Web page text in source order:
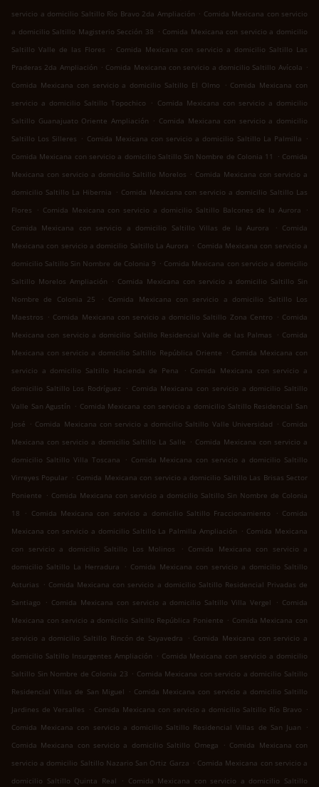
servicio a domicilio Saltillo Río Bravo 2da Ampliación . Comida Mexicana con servicio
a domicilio Saltillo Magisterio Sección 38 . Comida Mexicana con servicio a domicilio
Saltillo Valle de las Flores
. Comida Mexicana con servicio a domicilio Saltillo Las
Praderas 2da Ampliación . Comida Mexicana con servicio a domicilio Saltillo Avícola .
Comida Mexicana con servicio a domicilio Saltillo El Olmo
. Comida Mexicana con
servicio a domicilio Saltillo Topochico
. Comida Mexicana con servicio a domicilio
Saltillo Guanajuato Oriente Ampliación . Comida Mexicana con servicio a domicilio
Saltillo Los Silleres . Comida Mexicana con servicio a domicilio Saltillo La Palmilla .
Comida Mexicana con servicio a domicilio Saltillo Sin Nombre de Colonia 11
. Comida
Mexicana con servicio a domicilio Saltillo Morelos . Comida Mexicana con servicio a
domicilio Saltillo La Hibernia . Comida Mexicana con servicio a domicilio Saltillo Las
Flores
. Comida Mexicana con servicio a domicilio Saltillo Balcones de la Aurora
.
Comida Mexicana con servicio a domicilio Saltillo Villas de la Aurora
. Comida
Mexicana con servicio a domicilio Saltillo La Aurora . Comida Mexicana con servicio a
domicilio Saltillo Sin Nombre de Colonia 9 . Comida Mexicana con servicio a domicilio
Saltillo Morelos Ampliación . Comida Mexicana con servicio a domicilio Saltillo Sin
Nombre de Colonia 25
. Comida Mexicana con servicio a domicilio Saltillo Los
Maestros . Comida Mexicana con servicio a domicilio Saltillo Zona Centro . Comida
Mexicana con servicio a domicilio Saltillo Residencial Valle de las Palmas
. Comida
Mexicana con servicio a domicilio Saltillo República Oriente . Comida Mexicana con
servicio a domicilio Saltillo Hacienda de Pena
. Comida Mexicana con servicio a
domicilio Saltillo Los Rodríguez
. Comida Mexicana con servicio a domicilio Saltillo
Valle San Agustín . Comida Mexicana con servicio a domicilio Saltillo Residencial San
José . Comida Mexicana con servicio a domicilio Saltillo Valle Universidad . Comida
Mexicana con servicio a domicilio Saltillo La Salle . Comida Mexicana con servicio a
domicilio Saltillo Villa Toscana
. Comida Mexicana con servicio a domicilio Saltillo
Virreyes Popular . Comida Mexicana con servicio a domicilio Saltillo Las Brisas Sector
Poniente . Comida Mexicana con servicio a domicilio Saltillo Sin Nombre de Colonia
18
. Comida Mexicana con servicio a domicilio Saltillo Fraccionamiento . Comida
Mexicana con servicio a domicilio Saltillo La Palmilla Ampliación . Comida Mexicana
con servicio a domicilio Saltillo Los Molinos
. Comida Mexicana con servicio a
domicilio Saltillo La Herradura
. Comida Mexicana con servicio a domicilio Saltillo
Asturias . Comida Mexicana con servicio a domicilio Saltillo Residencial Privadas de
Santiago
. Comida Mexicana con servicio a domicilio Saltillo Villa Vergel . Comida
Mexicana con servicio a domicilio Saltillo República Poniente . Comida Mexicana con
servicio a domicilio Saltillo Rincón de Sayavedra
. Comida Mexicana con servicio a
domicilio Saltillo Insurgentes Ampliación . Comida Mexicana con servicio a domicilio
Saltillo Sin Nombre de Colonia 23 . Comida Mexicana con servicio a domicilio Saltillo
Residencial Villas de San Miguel . Comida Mexicana con servicio a domicilio Saltillo
Jardines de Versalles . Comida Mexicana con servicio a domicilio Saltillo Río Bravo .
Comida Mexicana con servicio a domicilio Saltillo Residencial Villas de San Juan
.
Comida Mexicana con servicio a domicilio Saltillo Omega
. Comida Mexicana con
servicio a domicilio Saltillo Nazario San Ortiz Garza . Comida Mexicana con servicio a
domicilio Saltillo Quinta Real
. Comida Mexicana con servicio a domicilio Saltillo